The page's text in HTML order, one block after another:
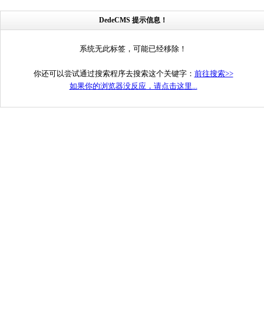
DedeCMS 提示信息！
系统无此标签，可能已经移除！
你还可以尝试通过搜索程序去搜索这个关键字： 前往搜索>>
如果你的浏览器没反应，请点击这里...